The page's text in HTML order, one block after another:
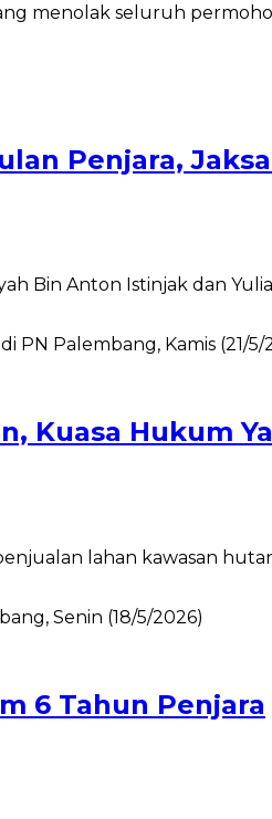
menolak seluruh
Penjara,
Bin Anton Istinjak dan
Kuasa Hukum
lahan kawasan
6 Tahun Penjara